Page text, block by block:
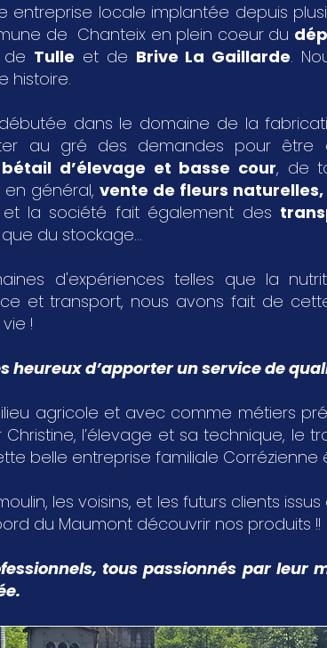
entreprise locale implantée depuis
de Chanteix en plein coeur du
de Tulle et de Brive La Gaillarde.
histoire.
débutée dans le domaine de la
au gré des demandes pour être
d’élevage et basse cour, de
en général, vente de fleurs
et la société fait également des
du stockage...
d'expériences telles que la
et transport, nous avons fait de
!
heureux d’apporter un service de
agricole et avec comme métiers
l’élevage et sa technique, le
belle entreprise familiale
les voisins, et les futurs clients
du Maumont découvrir nos produits !!
tous passionnés par leur